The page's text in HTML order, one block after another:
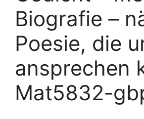
Biografie –
Poesie, die
ansprechen
Mat5832-